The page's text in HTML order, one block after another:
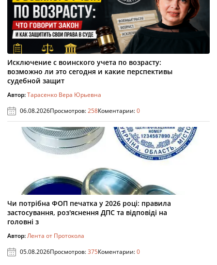
Исключение с воинского учета по возрасту:
возможно ли это сегодня и какие перспективы
судебной защит
Автор:Тарасенко Вера Юрьевна
06.08.2026Просмотров:258Коментарии:0
Чи потрібна ФОП печатка у 2026 році: правила
застосування, роз'яснення ДПС та відповіді на
головні з
Автор:Лента от Протокола
05.08.2026Просмотров:375Коментарии:0